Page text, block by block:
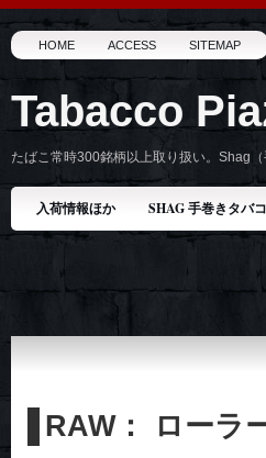
HOME ACCESS SITEMAP
Tabacco
たばこ常時300銘柄以上取り扱い。Shag
入荷情報ほか SHAG 手巻きタバコ
RAW： ローラ